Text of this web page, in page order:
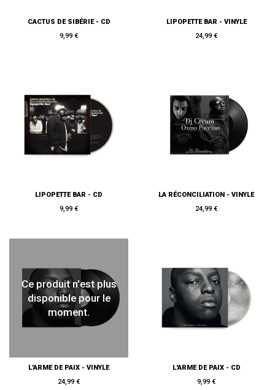
CACTUS DE SIBÉRIE - CD
9,99 €
LIPOPETTE BAR - VINYLE
24,99 €
LIPOPETTE BAR - CD
9,99 €
LA RÉCONCILIATION - VINYLE
24,99 €
Ce produit n'est plus
disponible pour le
moment.
L'ARME DE PAIX - VINYLE
24,99 €
L'ARME DE PAIX - CD
9,99 €